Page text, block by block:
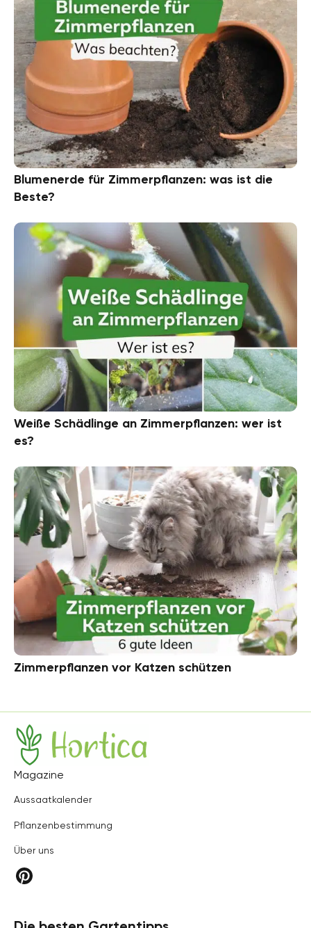
Blumenerde für Zimmerpflanzen: was ist die
Beste?
Weiße Schädlinge an Zimmerpflanzen: wer ist
es?
Zimmerpflanzen vor Katzen schützen
Hortica
Magazine
Aussaatkalender
Pflanzenbestimmung
Über uns